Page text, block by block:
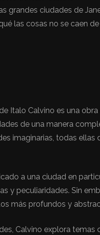
grandes ciudades de
las cosas no se caen
Italo Calvino es una
de una manera
imaginarias, todas
a una ciudad en
y peculiaridades. Sin
más profundos y
Calvino explora